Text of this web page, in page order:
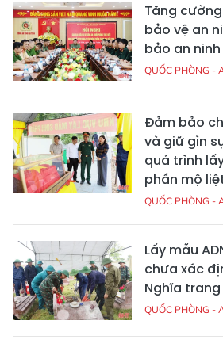
Tăng
bảo vệ an
bảo an
QUỐC PHÒNG -
Đảm bảo
và giữ gìn
quá trình
phần mộ
QUỐC PHÒNG -
Lấy mẫu
chưa xác
Nghĩa trang
QUỐC PHÒNG -